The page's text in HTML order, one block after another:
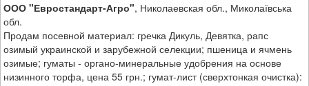
ООО "Евростандарт-Агро", Николаевская обл., Миколаївська
обл.
Продам посевной материал: гречка Дикуль, Девятка, рапс
озимый украинской и зарубежной селекции; пшеница и ячмень
озимые; гуматы - органо-минеральные удобрения на основе
низинного торфа, цена 55 грн.; гумат-лист (сверхтонкая очистка):